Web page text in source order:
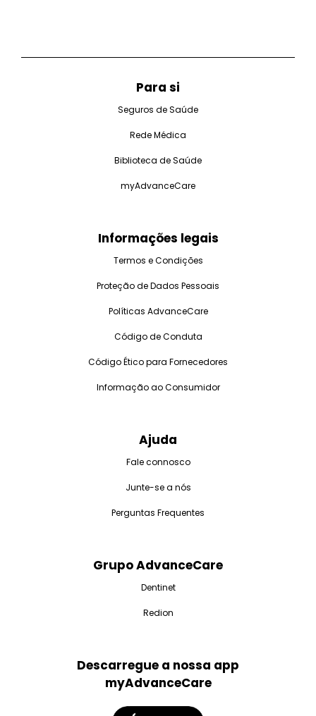
Para si
Seguros de Saúde
Rede Médica
Biblioteca de Saúde
myAdvanceCare
Informações legais
Termos e Condições
Proteção de Dados Pessoais
Políticas AdvanceCare
Código de Conduta
Código Ético para Fornecedores
Informação ao Consumidor
Ajuda
Fale connosco
Junte-se a nós
Perguntas Frequentes
Grupo AdvanceCare
Dentinet
Redion
Descarregue a nossa app
myAdvanceCare